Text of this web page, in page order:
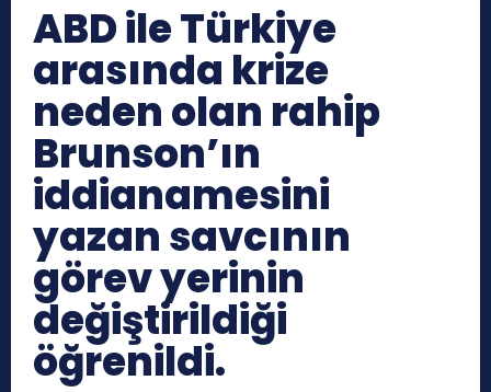
ABD ile Türkiye
arasında krize
neden olan rahip
Brunson’ın
iddianamesini
yazan savcının
görev yerinin
değiştirildiği
öğrenildi.